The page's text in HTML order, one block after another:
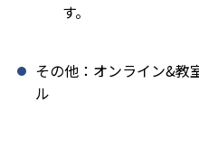
す。
その他：オンライン&教
ル